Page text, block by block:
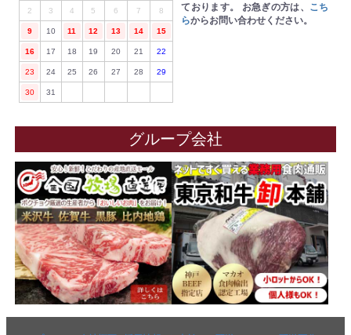
2 3 4 5 6 7 8
9 10 11 12 13 14 15
16 17 18 19 20 21 22
23 24 25 26 27 28 29
30 31
ております。 お急ぎの方は、 こち
らからお問い合わせください。
グループ会社